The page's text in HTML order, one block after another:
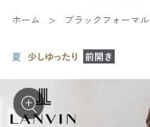
ホーム ブラックフォーマル